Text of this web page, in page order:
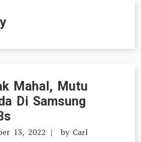
Mahal, Mutu
Di Samsung
13, 2022 by Carl